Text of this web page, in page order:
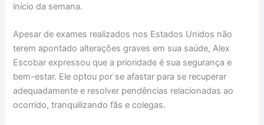
início da semana.
Apesar de exames realizados nos Estados Unidos não
terem apontado alterações graves em sua saúde, Alex
Escobar expressou que a prioridade é sua segurança e
bem-estar. Ele optou por se afastar para se recuperar
adequadamente e resolver pendências relacionadas ao
ocorrido, tranquilizando fãs e colegas.